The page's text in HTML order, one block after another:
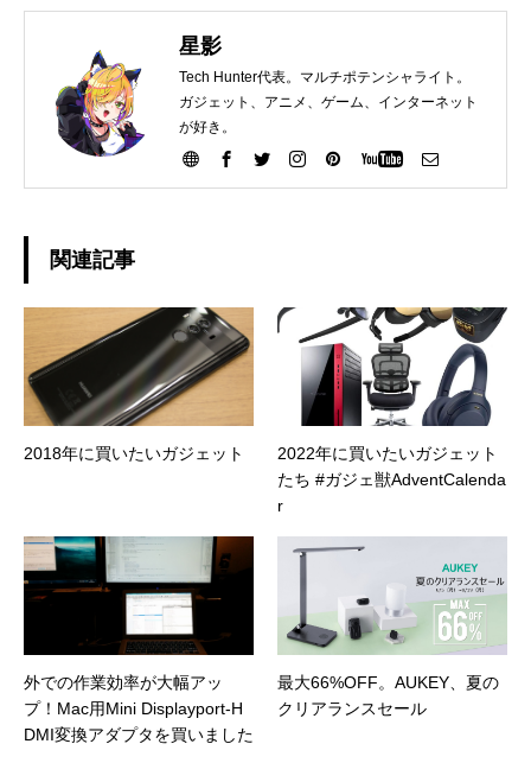
星影
Tech Hunter代表。マルチポテンシャライト。
ガジェット、アニメ、ゲーム、インターネット
が好き。
関連記事
2018年に買いたいガジェット
2022年に買いたいガジェット
たち #ガジェ獣AdventCalenda
r
外での作業効率が大幅アッ
プ！Mac用Mini Displayport-H
DMI変換アダプタを買いました
最大66%OFF。AUKEY、夏の
クリアランスセール